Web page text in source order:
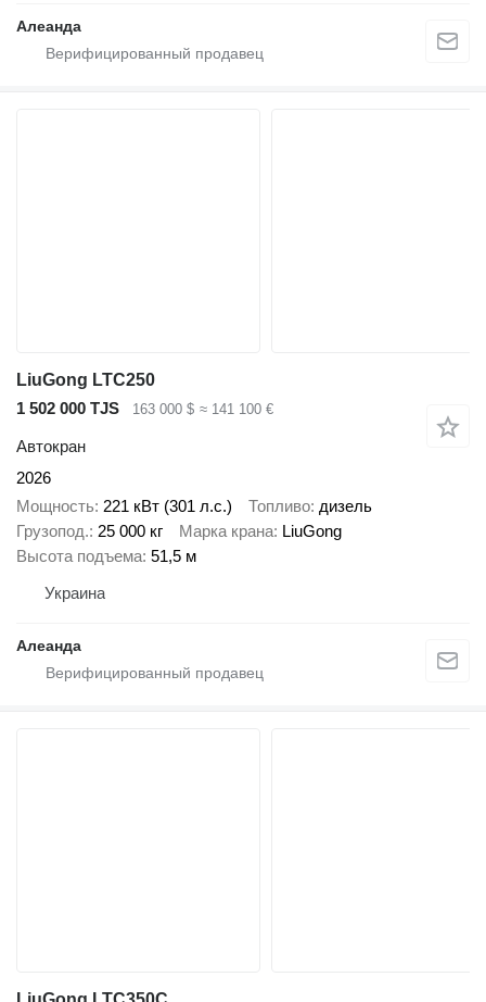
Алеанда
LiuGong LTC250
1 502 000 TJS
163 000 $ ≈ 141 100 €
Автокран
2026
Мощность 221 кВт (301 л.с.) Топливо дизель
Грузопод. 25 000 кг Марка крана LiuGong
Высота подъема 51,5 м
Украина
Алеанда